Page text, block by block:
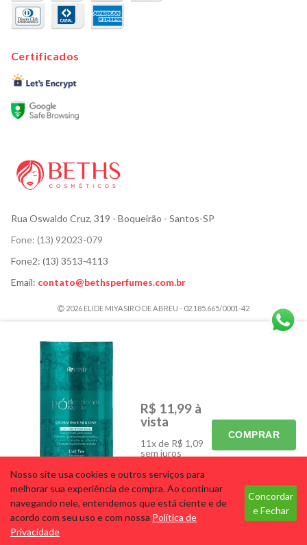
Nosso site usa cookies e outros serviços para
melhorar sua experiência de compra. Ao continuar
navegando nele, entendemos que está ciente e de
acordo com seu uso e com nossa Política de
Privacidade
Concordar
e Fechar
AMEND DESCOLORANTE
50G QUERATINA
Cód: 1411
R$ 11,99 à
vista
11x de R$ 1,09
sem juros
COMPRAR
Certificados
Rua Oswaldo Cruz, 319 - Boqueirão - Santos-SP
Fone: (13) 92023-079
Fone2: (13) 3513-4113
Email: contato@bethsperfumes.com.br
2026 ELIDE MIYASIRO DE ABREU - 02.185.665/0001-42
ACESSÓRIOS
CORPO E BANHO
MÃOS E PÉS
PARA ELES
PERFUMES
SKINCARE
ELETRÔNICOS
Tecnologia